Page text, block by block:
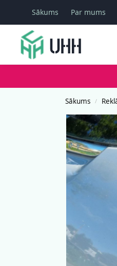
Sākums Par mums
Meklēšana
Sākums /